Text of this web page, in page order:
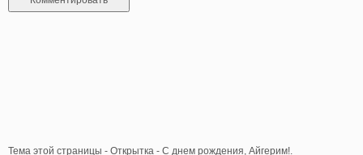
Тема этой страницы - Открытка - С днем рождения, Айгерим!.